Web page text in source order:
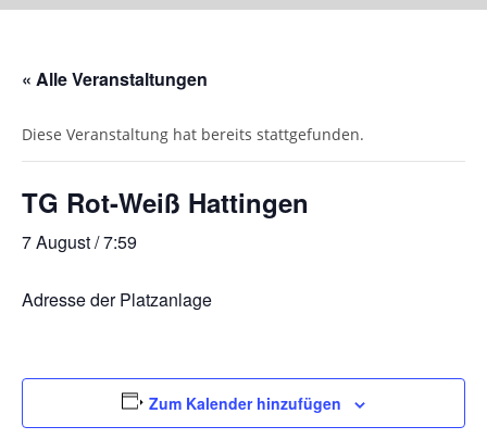
« Alle Veranstaltungen
Diese Veranstaltung hat bereits stattgefunden.
TG Rot-Weiß Hattingen
7 August / 7:59
Adresse der Platzanlage
Zum Kalender hinzufügen